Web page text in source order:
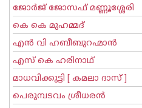
ജോര്‍ജ് ജോസഫ് മണ്ണൂശ്ശേരി
കെ കെ മുഹമ്മദ്
എന്‍ വി ഹബീബുറഹ്മാന്‍
എസ് കെ ഹരിനാഥ്
മാധവിക്കുട്ടി [ കമലാ ദാസ് ]
പെരുമ്പടവം ശ്രീധര‌ന്‍